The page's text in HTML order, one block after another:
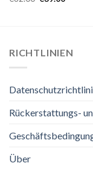
RICHTLINIEN
Rückerstattungs-
Über